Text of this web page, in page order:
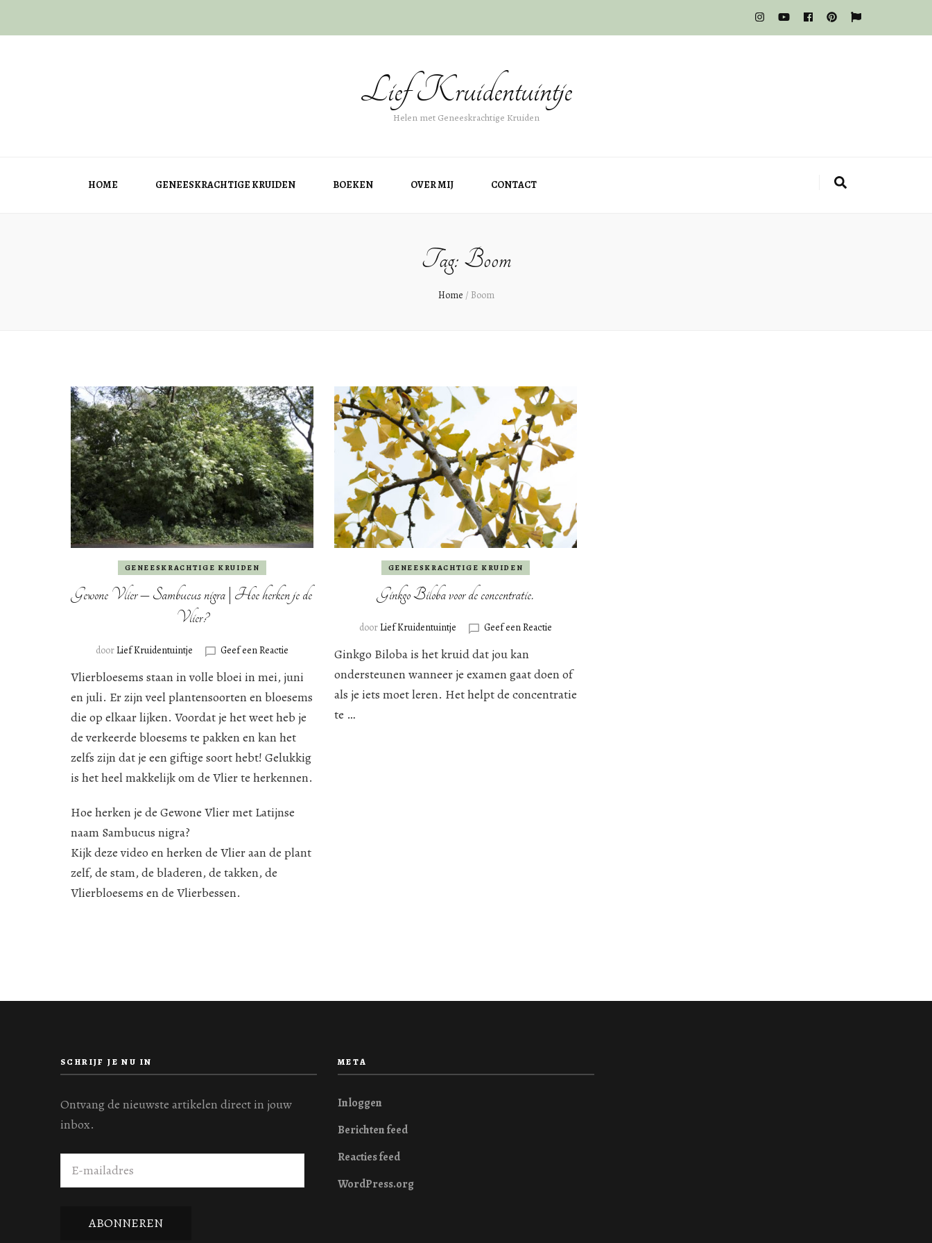
Lief Kruidentuintje
Helen met Geneeskrachtige Kruiden
HOME GENEESKRACHTIGE KRUIDEN BOEKEN OVER MIJ CONTACT
Tag: Boom
Home / Boom
GENEESKRACHTIGE KRUIDEN
Gewone Vlier – Sambucus nigra | Hoe herken je de
Vlier?
door Lief Kruidentuintje Geef een Reactieop
Vlier
–
nigra
|
Hoe
herken
je
Vlier?
Vlierbloesems staan in volle bloei in mei, juni
en juli. Er zijn veel plantensoorten en bloesems
die op elkaar lijken. Voordat je het weet heb je
de verkeerde bloesems te pakken en kan het
zelfs zijn dat je een giftige soort hebt! Gelukkig
is het heel makkelijk om de Vlier te herkennen.
Hoe herken je de Gewone Vlier met Latijnse
naam Sambucus nigra?
Kijk deze video en herken de Vlier aan de plant
zelf, de stam, de bladeren, de takken, de
Vlierbloesems en de Vlierbessen.
GENEESKRACHTIGE KRUIDEN
Ginkgo Biloba voor de concentratie.
door Lief Kruidentuintje Geef een Reactieop
voor
concentratie.
Ginkgo Biloba is het kruid dat jou kan
ondersteunen wanneer je examen gaat doen of
als je iets moet leren. Het helpt de concentratie
te …
SCHRIJF JE NU IN
Ontvang de nieuwste artikelen direct in jouw
inbox.
mailadres
ABONNEREN
META
Inloggen
Berichten feed
Reacties feed
WordPress.org